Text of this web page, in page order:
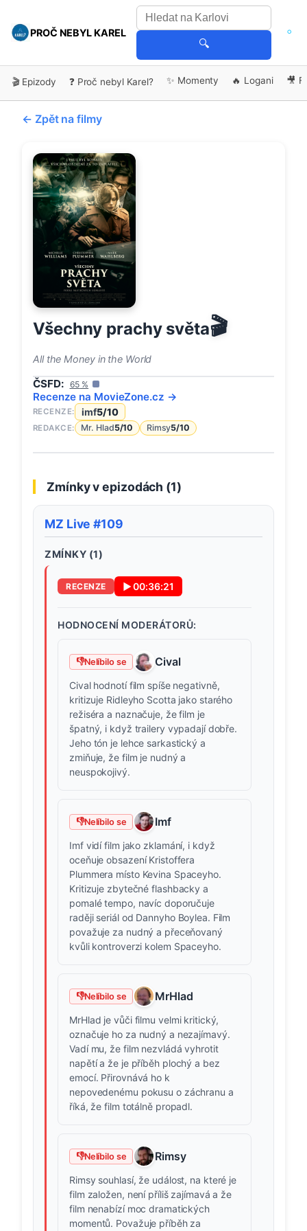
PROČ NEBYL KAREL
🔍
🎬 Epizody ❓ Proč nebyl Karel? ✨ Momenty 🔥 Logani 🎥
← Zpět na filmy
Všechny prachy světa🎬
All the Money in the World
ČSFD: 65 %
Recenze na MovieZone.cz →
RECENZE: imf5/10
REDAKCE: Mr. Hlad5/10 Rimsy5/10
Zmínky v epizodách (1)
MZ Live #109
ZMÍNKY (1)
RECENZE ▶00:36:21
HODNOCENÍ MODERÁTORŮ:
👎Nelíbilo se Cival
Cival hodnotí film spíše negativně,
kritizuje Ridleyho Scotta jako starého
režiséra a naznačuje, že film je
špatný, i když trailery vypadají dobře.
Jeho tón je lehce sarkastický a
zmiňuje, že film je nudný a
neuspokojivý.
👎Nelíbilo se Imf
Imf vidí film jako zklamání, i když
oceňuje obsazení Kristoffera
Plummera místo Kevina Spaceyho.
Kritizuje zbytečné flashbacky a
pomalé tempo, navíc doporučuje
raději seriál od Dannyho Boylea. Film
považuje za nudný a přeceňovaný
kvůli kontroverzi kolem Spaceyho.
👎Nelíbilo se MrHlad
MrHlad je vůči filmu velmi kritický,
označuje ho za nudný a nezajímavý.
Vadí mu, že film nezvládá vyhrotit
napětí a že je příběh plochý a bez
emocí. Přirovnává ho k
nepovedenému pokusu o záchranu a
říká, že film totálně propadl.
👎Nelíbilo se Rimsy
Rimsy souhlasí, že událost, na které je
film založen, není příliš zajímavá a že
film nenabízí moc dramatických
momentů. Považuje příběh za